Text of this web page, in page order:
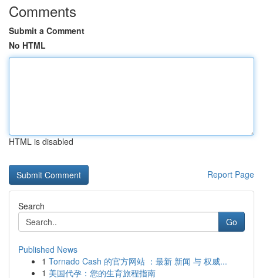
Comments
Submit a Comment
No HTML
HTML is disabled
Report Page
Search
Go
Published News
1 Tornado Cash 的官方网站 ：最新 新闻 与 权威...
1 美国代孕：您的生育旅程指南